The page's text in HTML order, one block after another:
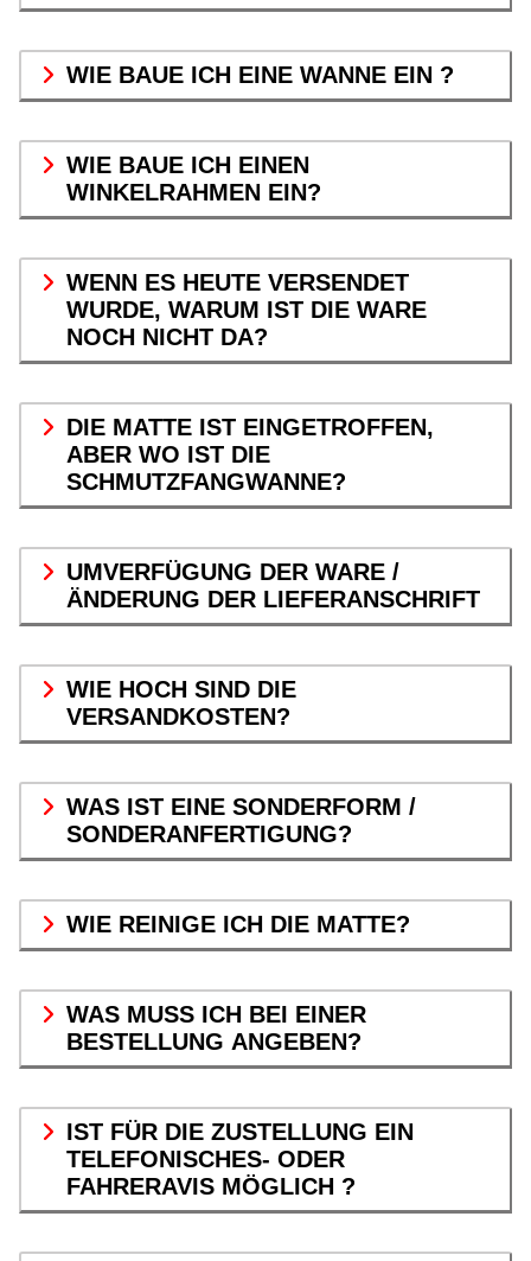
WIE BAUE ICH EINE WANNE EIN ?
WIE BAUE ICH EINEN
WINKELRAHMEN EIN?
WENN ES HEUTE VERSENDET
WURDE, WARUM IST DIE WARE
NOCH NICHT DA?
DIE MATTE IST EINGETROFFEN,
ABER WO IST DIE
SCHMUTZFANGWANNE?
UMVERFÜGUNG DER WARE /
ÄNDERUNG DER LIEFERANSCHRIFT
WIE HOCH SIND DIE
VERSANDKOSTEN?
WAS IST EINE SONDERFORM /
SONDERANFERTIGUNG?
WIE REINIGE ICH DIE MATTE?
WAS MUSS ICH BEI EINER
BESTELLUNG ANGEBEN?
IST FÜR DIE ZUSTELLUNG EIN
TELEFONISCHES- ODER
FAHRERAVIS MÖGLICH ?